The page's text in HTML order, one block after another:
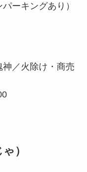
ーキングあり）
／火除け・商売
）